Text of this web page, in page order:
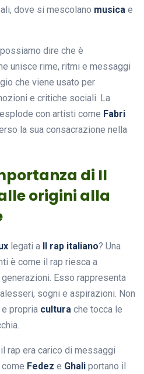
dove si mescolano musica e
dire che è
unisce rime, ritmi e messaggi
che viene usato per
e critiche sociali. La
con artisti come Fabri
la sua consacrazione nella
di Il
origini alla
legati a Il rap italiano? Una
è come il rap riesca a
Esso rappresenta
sogni e aspirazioni. Non
propria cultura che tocca le
rap era carico di messaggi
Fedez e Ghali portano il